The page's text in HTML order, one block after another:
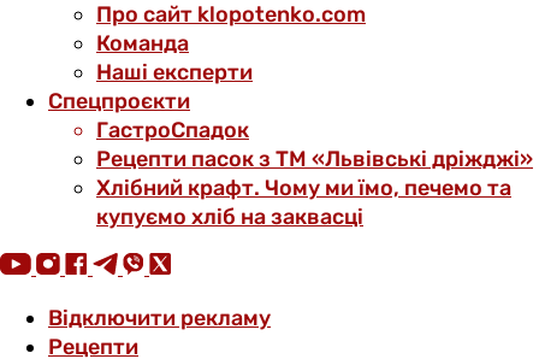
Про сайт klopotenko.com
Команда
Наші експерти
Спецпроєкти
ГастроСпадок
Рецепти пасок з ТМ «Львівські дріжджі»
Хлібний крафт. Чому ми їмо, печемо та
купуємо хліб на заквасці
Відключити рекламу
Рецепти